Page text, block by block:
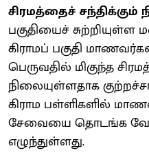
சிரமத்தைச் சந்திக்கும்
பகுதியைச் சுற்றியுள்ள
கிராமப் பகுதி
பெருவதில் மிகுந்த
நிலையுள்ளதாக
கிராம பள்ளிகளில்
சேவையை தொடங்க
எழுந்துள்ளது.